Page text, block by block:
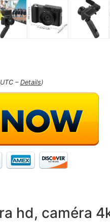
– Details)
hd, caméra